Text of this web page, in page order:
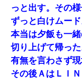
っと出す。その
ずっと白けムード
本当は夕飯も一
切り上げて帰っ
有無を言わさず現
その後ＡはＬＩ